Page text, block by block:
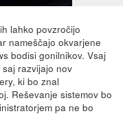
lahko povzročijo
nameščajo okvarjene
bodisi gonilnikov. Vsaj
razvijajo nov
ki bo znal
Reševanje sistemov bo
pa ne bo